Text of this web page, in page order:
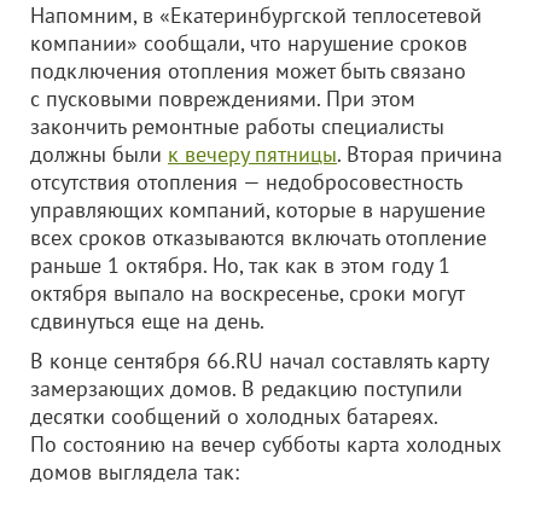
Напомним, в «Екатеринбургской теплосетевой
компании» сообщали, что нарушение сроков
подключения отопления может быть связано
с пусковыми повреждениями. При этом
закончить ремонтные работы специалисты
должны были к вечеру пятницы. Вторая причина
отсутствия отопления — недобросовестность
управляющих компаний, которые в нарушение
всех сроков отказываются включать отопление
раньше 1 октября. Но, так как в этом году 1
октября выпало на воскресенье, сроки могут
сдвинуться еще на день.
В конце сентября 66.RU начал составлять карту
замерзающих домов. В редакцию поступили
десятки сообщений о холодных батареях.
По состоянию на вечер субботы карта холодных
домов выглядела так: